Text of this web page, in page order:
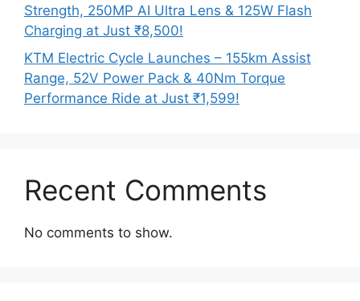
Strength, 250MP AI Ultra Lens & 125W Flash
Charging at Just ₹8,500!
KTM Electric Cycle Launches – 155km Assist
Range, 52V Power Pack & 40Nm Torque
Performance Ride at Just ₹1,599!
Recent Comments
No comments to show.